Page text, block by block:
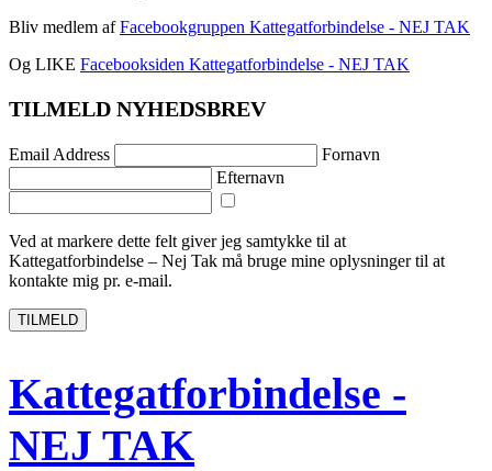
Bliv medlem afFacebookgruppen Kattegatforbindelse - NEJ TAK
Og LIKE Facebooksiden Kattegatforbindelse - NEJ TAK
TILMELD NYHEDSBREV
Email Address
Fornavn
Efternavn
Ved at markere dette felt giver jeg samtykke til at
Kattegatforbindelse – Nej Tak må bruge ​​mine oplysninger til at
kontakte mig pr. e-mail.
TILMELD
Kattegatforbindelse -
NEJ TAK